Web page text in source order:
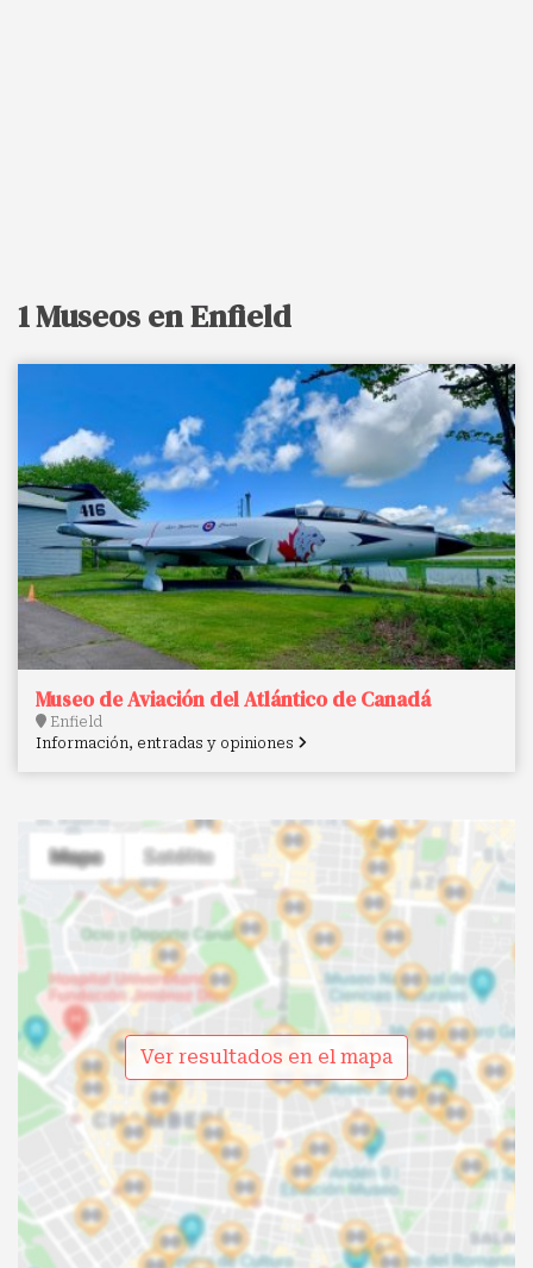
1 Museos en Enfield
Museo de Aviación del Atlántico de Canadá
Enfield
Información, entradas y opiniones
Ver resultados en el mapa